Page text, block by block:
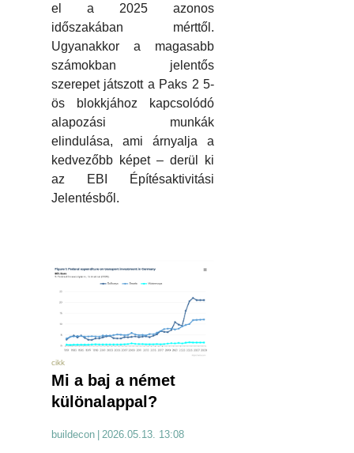
el a 2025 azonos
időszakában mérttől.
Ugyanakkor a magasabb
számokban jelentős
szerepet játszott a Paks 2 5-
ös blokkjához kapcsolódó
alapozási munkák
elindulása, ami árnyalja a
kedvezőbb képet – derül ki
az EBI Építésaktivitási
Jelentésből.
cikk
Mi a baj a német
különalappal?
buildecon 2026.05.13. 13:08